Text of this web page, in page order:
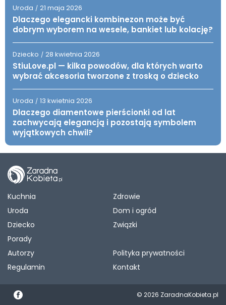
Uroda / 21 maja 2026
Dlaczego elegancki kombinezon może być
dobrym wyborem na wesele, bankiet lub kolację?
Dziecko / 28 kwietnia 2026
StiuLove.pl — kilka powodów, dla których warto
wybrać akcesoria tworzone z troską o dziecko
Uroda / 13 kwietnia 2026
Dlaczego diamentowe pierścionki od lat
zachwycają elegancją i pozostają symbolem
wyjątkowych chwil?
Kuchnia
Zdrowie
Uroda
Dom i ogród
Dziecko
Związki
Porady
Autorzy
Polityka prywatności
Regulamin
Kontakt
© 2026 ZaradnaKobieta.pl